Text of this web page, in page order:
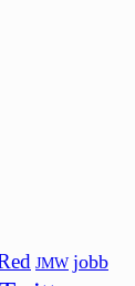
JMW jobb